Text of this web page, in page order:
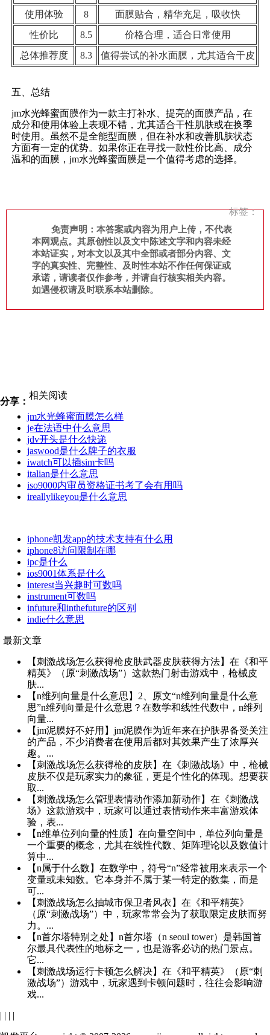
使用体验
8
面膜贴合，精华充足，吸收快
性价比
8.5
价格合理，适合日常使用
总体推荐度
8.3 值得尝试的补水面膜，尤其适合干皮
五、总结
jm水光蜂蜜面膜作为一款主打补水、提亮的面膜产品，在
成分和使用体验上表现不错，尤其适合干性肌肤或在换季
时使用。虽然不是全能型面膜，但在补水和改善肌肤状态
方面有一定的优势。如果你正在寻找一款性价比高、成分
温和的面膜，jm水光蜂蜜面膜是一个值得考虑的选择。
标签：
免责声明：本答案或内容为用户上传，不代表
本网观点。其原创性以及文中陈述文字和内容未经
本站证实，对本文以及其中全部或者部分内容、文
字的真实性、完整性、及时性本站不作任何保证或
承诺，请读者仅作参考，并请自行核实相关内容。
如遇侵权请及时联系本站删除。
分享：
相关阅读
jm水光蜂蜜面膜怎么样
je在法语中什么意思
jdv开头是什么快递
jaswood是什么牌子的衣服
iwatch可以插sim卡吗
italian是什么意思
iso9000内审员资格证书考了会有用吗
ireallylikeyou是什么意思
iphone凯发app的技术支持有什么用
iphone8访问限制在哪
ipc是什么
ios9001体系是什么
interest当兴趣时可数吗
instrument可数吗
infuture和inthefuture的区别
indie什么意思
最新文章
【刺激战场怎么获得枪皮肤武器皮肤获得方法】在《和平
精英》（原“刺激战场”）这款热门射击游戏中，枪械皮
肤...
【n维列向量是什么意思】2、原文“n维列向量是什么意
思”n维列向量是什么意思？在数学和线性代数中，n维列
向量...
【jm泥膜好不好用】jm泥膜作为近年来在护肤界备受关注
的产品，不少消费者在使用后都对其效果产生了浓厚兴
趣。...
【刺激战场怎么获得枪的皮肤】在《刺激战场》中，枪械
皮肤不仅是玩家实力的象征，更是个性化的体现。想要获
取...
【刺激战场怎么管理表情动作添加新动作】在《刺激战
场》这款游戏中，玩家可以通过表情动作来丰富游戏体
验，表...
【n维单位列向量的性质】在向量空间中，单位列向量是
一个重要的概念，尤其在线性代数、矩阵理论以及数值计
算中...
【n属于什么数】在数学中，符号“n”经常被用来表示一个
变量或未知数。它本身并不属于某一特定的数集，而是
可...
【刺激战场怎么抽城市保卫者风衣】在《和平精英》
（原“刺激战场”）中，玩家常常会为了获取限定皮肤而努
力。...
【n首尔塔特别之处】n首尔塔（n seoul tower）是韩国首
尔最具代表性的地标之一，也是游客必访的热门景点。
它...
【刺激战场运行卡顿怎么解决】在《和平精英》（原“刺
激战场”）游戏中，玩家遇到卡顿问题时，往往会影响游
戏...
| | | |